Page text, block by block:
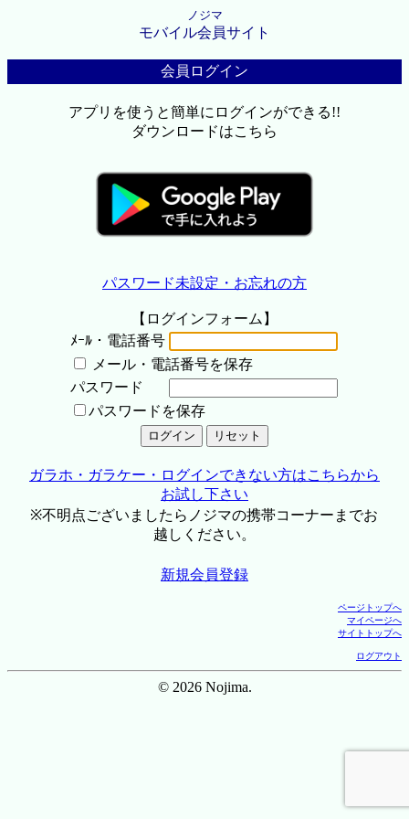
ノジマ
モバイル会員サイト
会員ログイン
アプリを使うと簡単にログインができる!!
ダウンロードはこちら
パスワード未設定・お忘れの方
【ログインフォーム】
ﾒｰﾙ・電話番号
メール・電話番号を保存
パスワード
パスワードを保存
ガラホ・ガラケー・ログインできない方はこちらから
お試し下さい
※不明点ございましたらノジマの携帯コーナーまでお
越しください。
新規会員登録
ページトップへ
マイページへ
サイトトップへ
ログアウト
© 2026 Nojima.